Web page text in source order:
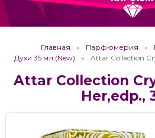
Главная Парфюмерия
Духи 35 мл (New)
Attar Collection
Attar Collection
Her,edp.,